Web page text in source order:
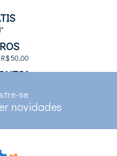
50,00
se
novidades